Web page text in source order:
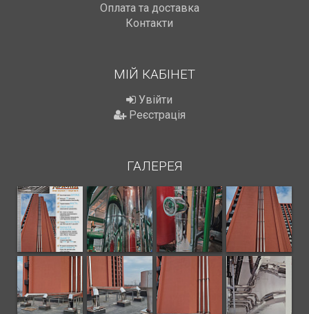
Оплата та доставка
Контакти
МІЙ КАБІНЕТ
Увійти
Реєстрація
ГАЛЕРЕЯ